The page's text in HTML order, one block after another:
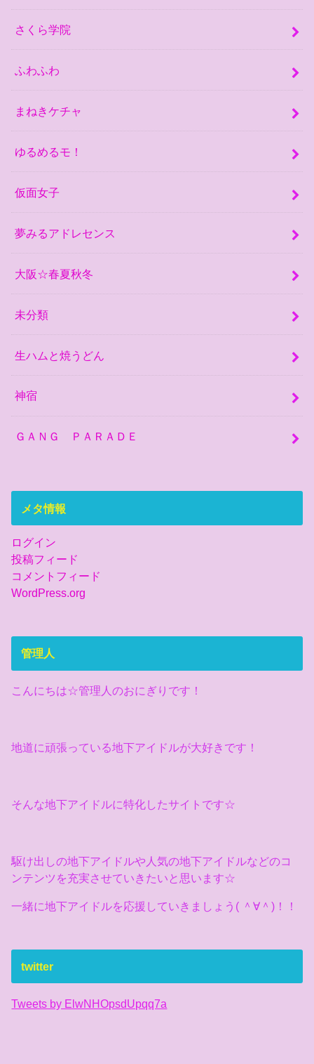
さくら学院
ふわふわ
まねきケチャ
ゆるめるモ！
仮面女子
夢みるアドレセンス
大阪☆春夏秋冬
未分類
生ハムと焼うどん
神宿
ＧＡＮＧ ＰＡＲＡＤＥ
メタ情報
ログイン
投稿フィード
コメントフィード
WordPress.org
管理人
こんにちは☆管理人のおにぎりです！
地道に頑張っている地下アイドルが大好きです！
そんな地下アイドルに特化したサイトです☆
駆け出しの地下アイドルや人気の地下アイドルなどのコ
ンテンツを充実させていきたいと思います☆
一緒に地下アイドルを応援していきましょう( ＾∀＾)！！
twitter
Tweets by ElwNHOpsdUpqq7a